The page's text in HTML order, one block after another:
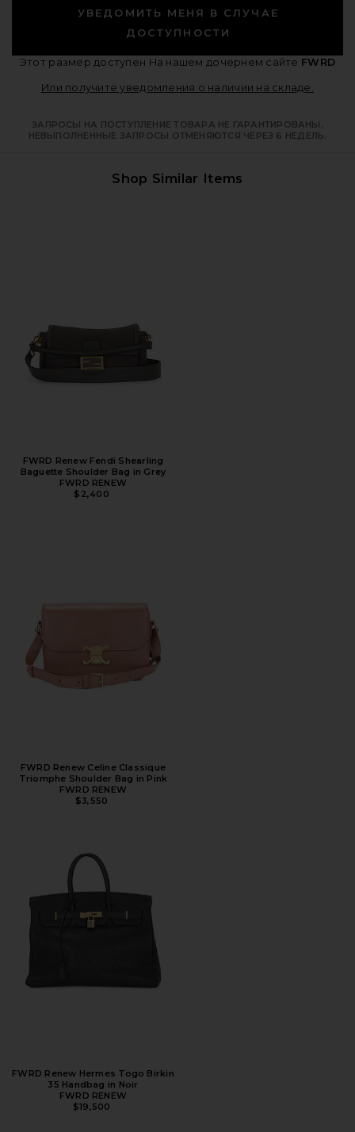
УВЕДОМИТЬ МЕНЯ В СЛУЧАЕ
ДОСТУПНОСТИ
Этот размер доступен На нашем дочернем сайте FWRD
Или получите уведомления о наличии на складе.
ЗАПРОСЫ НА ПОСТУПЛЕНИЕ ТОВАРА НЕ ГАРАНТИРОВАНЫ.
НЕВЫПОЛНЕННЫЕ ЗАПРОСЫ ОТМЕНЯЮТСЯ ЧЕРЕЗ 6 НЕДЕЛЬ.
Shop Similar Items
FWRD Renew Fendi Shearling
Baguette Shoulder Bag in Grey
FWRD RENEW
$2,400
FWRD Renew Celine Classique
Triomphe Shoulder Bag in Pink
FWRD RENEW
$3,550
FWRD Renew Hermes Togo Birkin
35 Handbag in Noir
FWRD RENEW
$19,500